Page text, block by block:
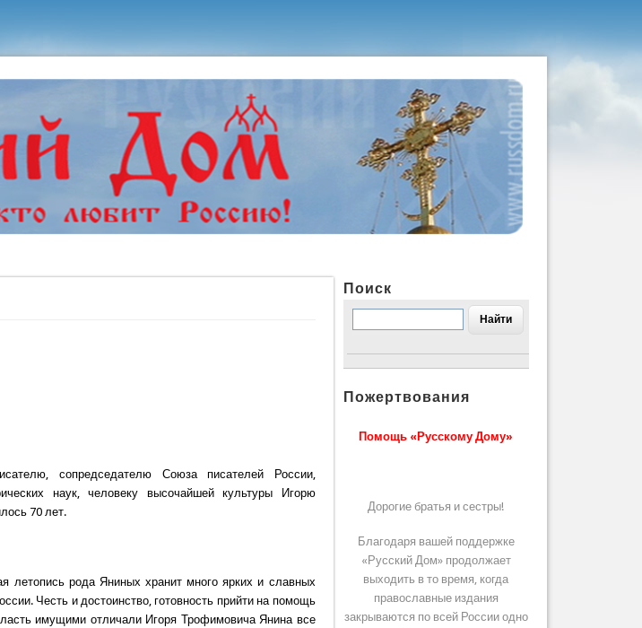
сопредседателю Союза писателей России,
наук, человеку высочайшей культуры Игорю
70 лет.
летопись рода Яниных хранит много ярких и славных
Честь и достоинство, готовность прийти на помощь
имущими отличали Игоря Трофимовича Янина все
Поиск
Пожертвования
Помощь «Русскому Дому»
Дорогие братья и сестры!
Благодаря вашей поддержке
«Русский Дом» продолжает
выходить в то время, когда
православные издания
закрываются по всей России одно